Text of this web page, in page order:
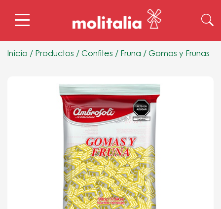
Inicio / Productos / Confites / Fruna / Gomas y Frunas